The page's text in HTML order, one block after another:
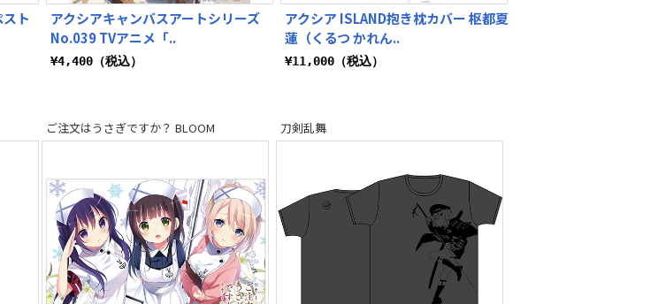
ト
アクシアキャンバスアートシリーズ
No.039 TVアニメ「..
¥4,400（税込）
アクシア ISLAND抱き枕カバー 枢都夏
蓮（くるつ かれん..
¥11,000（税込）
ご注文はうさぎですか？ BLOOM 刀剣乱舞